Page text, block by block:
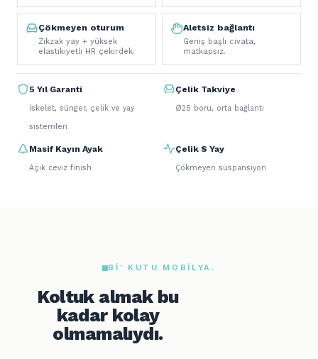
Çökmeyen oturum
Zikzak yay + yüksek
elastikiyetli HR çekirdek.
Aletsiz bağlantı
Geniş başlı civata,
matkapsız.
5 Yıl Garanti
İskelet, sünger, çelik ve yay
sistemleri
Çelik Takviye
Ø25 boru, orta bağlantı
Masif Kayın Ayak
Açık ceviz finish
Çelik S Yay
Çökmeyen süspansiyon
BI' KUTU MOBILYA.
Koltuk almak bu
kadar kolay
olmamalıydı.